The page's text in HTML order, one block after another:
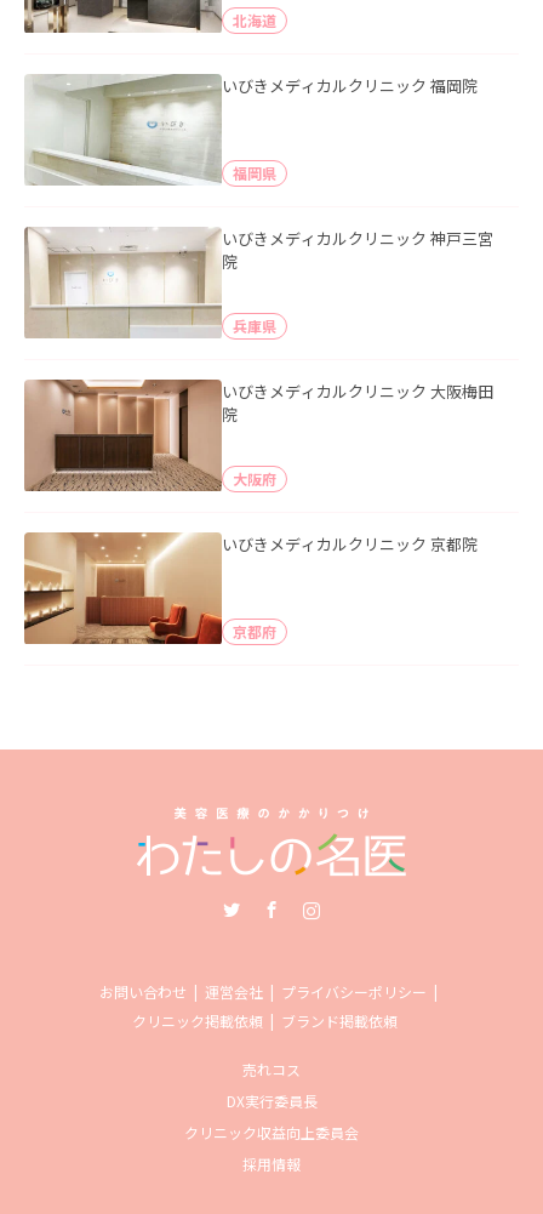
北海道
いびきメディカルクリニック 福岡院
福岡県
いびきメディカルクリニック 神戸三宮
院
兵庫県
いびきメディカルクリニック 大阪梅田
院
大阪府
いびきメディカルクリニック 京都院
京都府
お問い合わせ 運営会社
プライバシーポリシー
クリニック掲載依頼
ブランド掲載依頼
売れコス
DX実行委員長
クリニック収益向上委員会
採用情報